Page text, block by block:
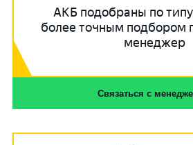
АКБ подобраны по типу
более точным подбором
менеджер
Связаться с